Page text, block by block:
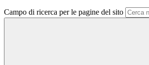
Campo di ricerca per le pagine del sito